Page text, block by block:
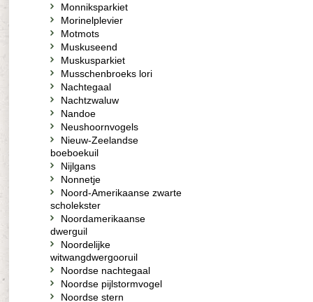
Monniksparkiet
Morinelplevier
Motmots
Muskuseend
Muskusparkiet
Musschenbroeks lori
Nachtegaal
Nachtzwaluw
Nandoe
Neushoornvogels
Nieuw-Zeelandse
boeboekuil
Nijlgans
Nonnetje
Noord-Amerikaanse zwarte
scholekster
Noordamerikaanse
dwerguil
Noordelijke
witwangdwergooruil
Noordse nachtegaal
Noordse pijlstormvogel
Noordse stern